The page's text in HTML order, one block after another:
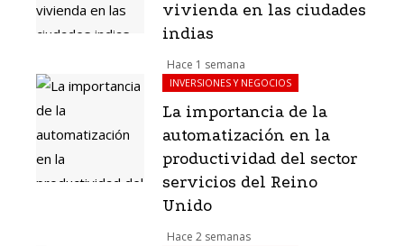
vivienda en las ciudades
indias
Hace 1 semana
INVERSIONES Y NEGOCIOS
La importancia de la
automatización en la
productividad del sector
servicios del Reino
Unido
Hace 2 semanas